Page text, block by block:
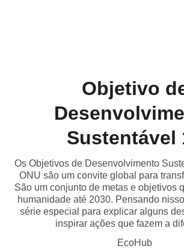
Objetivo
Sustentável
Os Objetivos de Desenvolvimento
ONU são um convite global para
São um conjunto de metas e objetivos
humanidade até 2030. Pensando
série especial para explicar alguns
inspirar ações que fazem a
EcoHub